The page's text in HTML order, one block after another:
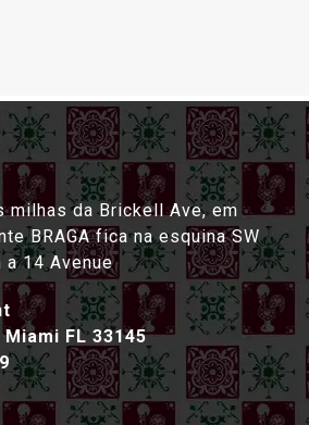
milhas da Brickell Ave, em
BRAGA fica na esquina SW
a 14 Avenue
Miami FL 33145‎